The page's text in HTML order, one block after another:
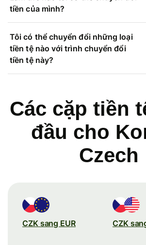
tiền của mình?
Tôi có thể chuyển đổi những loại
tiền tệ nào với trình chuyển đổi
tiền tệ này?
Các cặp tiền
đầu cho
Czech
CZK sang EUR CZK